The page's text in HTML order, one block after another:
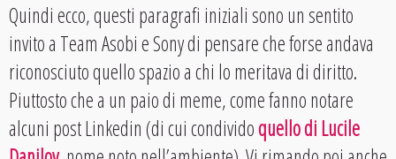
Quindi ecco, questi paragrafi iniziali sono un sentito
invito a Team Asobi e Sony di pensare che forse andava
riconosciuto quello spazio a chi lo meritava di diritto.
Piuttosto che a un paio di meme, come fanno notare
alcuni post Linkedin (di cui condividoquello di Lucile